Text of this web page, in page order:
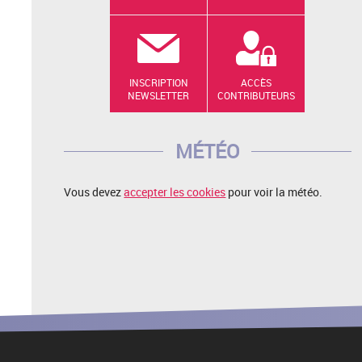
INSCRIPTION
NEWSLETTER
ACCÈS
CONTRIBUTEURS
MÉTÉO
Vous devezaccepter les cookies pour voir la météo.